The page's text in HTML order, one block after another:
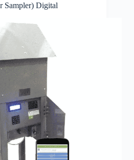
Sampler) Digital